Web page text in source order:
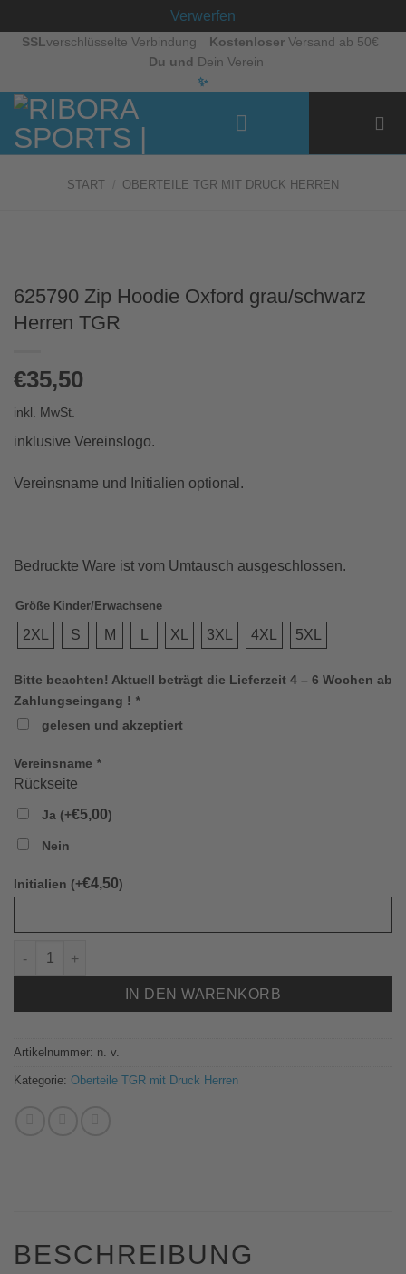
Verwerfen
ZumSSL verschlüsselte Verbindung KostenloserVersand ab 50€
Du und Dein Verein
✨
START OBERTEILE TGR MIT DRUCK HERREN
625790 Zip Hoodie Oxford grau/schwarz
Herren TGR
€35,50
inkl. MwSt.
inklusive Vereinslogo.
Vereinsname und Initialien optional.
Bedruckte Ware ist vom Umtausch ausgeschlossen.
Größe Kinder/Erwachsene
2XL S M XL 3XL 4XL 5XL
Bitte beachten! Aktuell beträgt die Lieferzeit 4 – 6 Wochen ab
Zahlungseingang ! *
gelesen und akzeptiert
Vereinsname *
Rückseite
Ja (+€5,00)
Nein
Initialien (+€4,50)
625790 Zip Hoodie Oxford grau/schwarz Herren TGR Menge
IN DEN WARENKORB
Artikelnummer: n. v.
Kategorie: Oberteile TGR mit Druck Herren
BESCHREIBUNG